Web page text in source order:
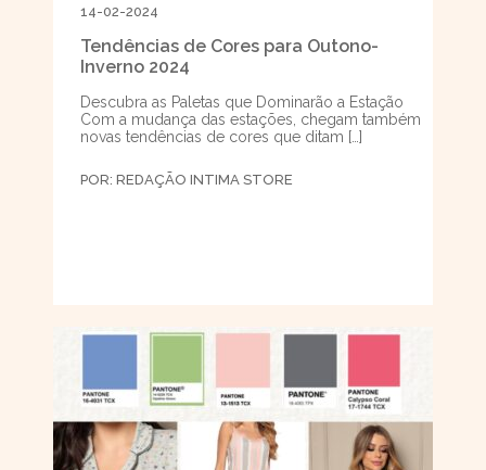
14-02-2024
Tendências de Cores para Outono-
Inverno 2024
Descubra as Paletas que Dominarão a Estação
Com a mudança das estações, chegam também
novas tendências de cores que ditam […]
POR: REDAÇÃO INTIMA STORE